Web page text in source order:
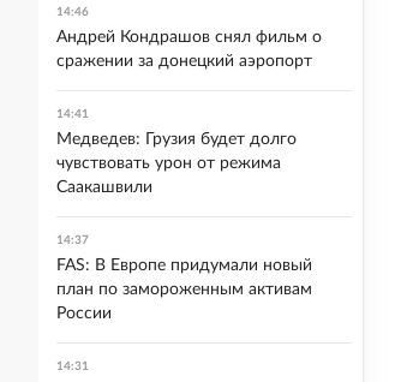
14:46
Андрей Кондрашов снял фильм о
сражении за донецкий аэропорт
14:41
Медведев: Грузия будет долго
чувствовать урон от режима
Саакашвили
14:37
FAS: В Европе придумали новый
план по замороженным активам
России
14:31